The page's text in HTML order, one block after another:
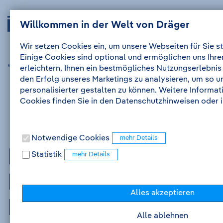
Zum
Inhalt
Anmelden
Zur
Navigation
Drägerwerk
AG
KGaA
Startseite
Willkommen in der Welt von Dräger
Wir setzen Cookies ein, um unsere Webseiten für Sie
Einige Cookies sind optional und ermöglichen uns
erleichtern, Ihnen ein bestmögliches
den Erfolg unseres Marketings zu analysieren, um so
personalisierter gestalten zu können. Weitere
Cookies finden Sie in den Datenschutzhinweisen oder
Notwendige Cookies
Statistik
Alles akzeptieren
Alle ablehnen
« vorherige Stellenanzeige nächste Stellenanzeige »
Praktikum in der
Forschung und
Entwicklung -